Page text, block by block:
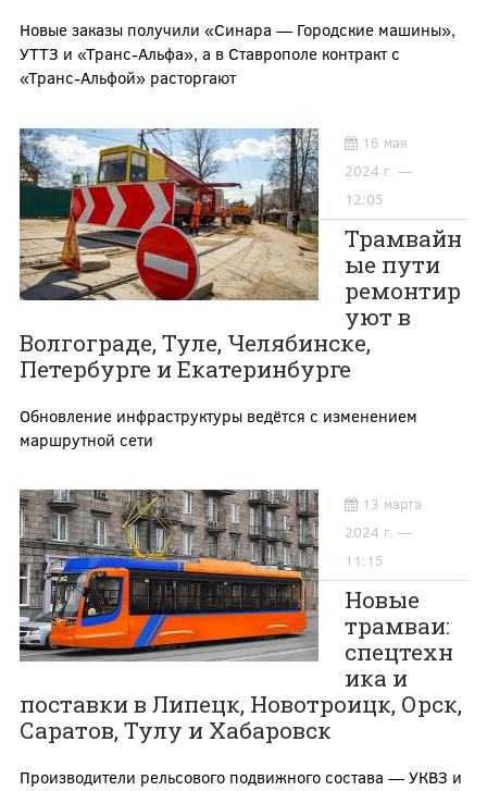
Новые заказы получили «Синара — Городские машины»,
УТТЗ и «Транс-Альфа», а в Ставрополе контракт с
«Транс-Альфой» расторгают
16 мая
2024 г. —
12:05
Трамвайн
ые пути
ремонтир
уют в
Волгограде, Туле, Челябинске,
Петербурге и Екатеринбурге
Обновление инфраструктуры ведётся с изменением
маршрутной сети
13 марта
2024 г. —
11:15
Новые
трамваи:
спецтехн
ика и
поставки в Липецк, Новотроицк, Орск,
Саратов, Тулу и Хабаровск
Производители рельсового подвижного состава — УКВЗ и